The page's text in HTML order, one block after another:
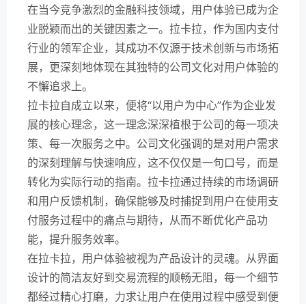
在当今竞争激烈的金融科技领域，用户体验已成为企
业脱颖而出的关键因素之一。拉卡拉，作为国内支付
行业的领军企业，其成功不仅源于技术创新与市场拓
展，更深刻地体现在其独特的公司文化对用户体验的
不懈追求上。
拉卡拉自成立以来，便将“以用户为中心”作为企业发
展的核心理念，这一理念深深植根于公司的每一项决
策、每一次服务之中。公司文化强调的是对用户需求
的深刻理解与快速响应，这不仅仅是一句口号，而是
转化为实际行动的指南。拉卡拉通过持续的市场调研
和用户反馈机制，确保能够及时捕捉到用户在使用支
付服务过程中的痛点与期待，从而不断优化产品功
能，提升服务效率。
在拉卡拉，用户体验被视为产品设计的灵魂。从界面
设计的简洁友好到交易流程的顺畅无阻，每一个细节
都经过精心打磨，力求让用户在使用过程中感受到便